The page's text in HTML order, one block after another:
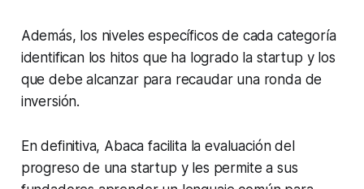
Además, los niveles específicos de cada categoría
identifican los hitos que ha logrado la startup y los
que debe alcanzar para recaudar una ronda de
inversión.
En definitiva, Abaca facilita la evaluación del
progreso de una startup y les permite a sus